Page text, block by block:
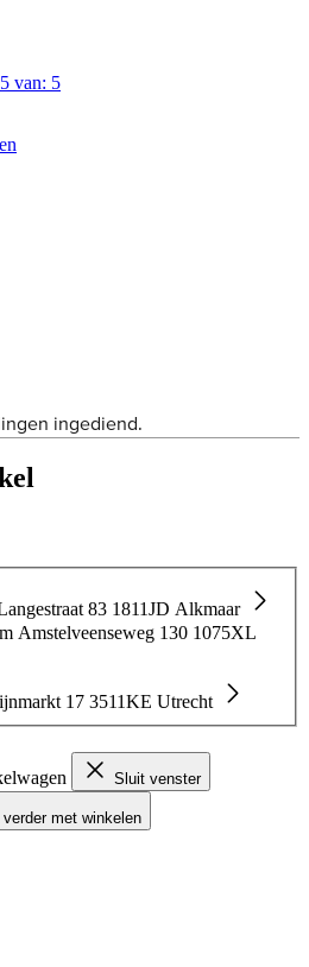
van: 5
83 1811JD Alkmaar
Amstelveenseweg 130 1075XL
17 3511KE Utrecht
Sluit venster
verder met winkelen